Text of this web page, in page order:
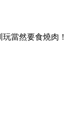
當然要食燒肉！